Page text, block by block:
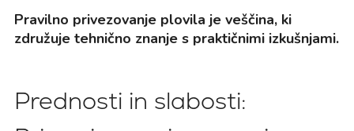
Pravilno privezovanje plovila je veščina, ki
združuje tehnično znanje s praktičnimi izkušnjami.
Prednosti in slabosti: